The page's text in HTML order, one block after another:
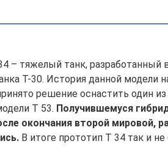
– тяжелый танк, разработанный
Т-30. История данной модели
решение оснастить один
Т 53. Получившемуся
окончания второй мировой,
В итоге прототип Т 34 так и